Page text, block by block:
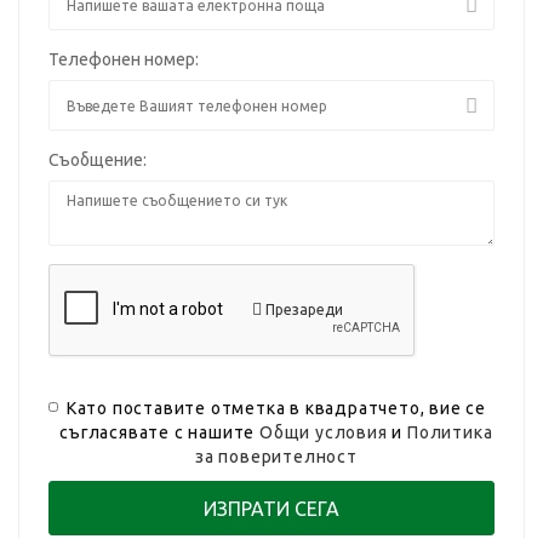
Телефонен номер:
Съобщение:
Презареди
Като поставите отметка в квадратчето, вие се
съгласявате с нашитеОбщи условия иПолитика
за поверителност